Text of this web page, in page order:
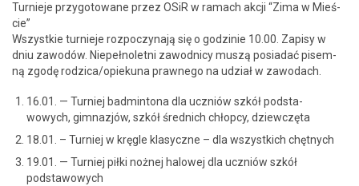
Turnieje przy­go­towane przez OSiR w ramach akcji “Zima w Mieś­
cie”
Wszys­tkie turnieje rozpoczy­na­ją się o godzinie 10.00. Zapisy w
dniu zawodów. Niepełno­let­ni zawod­ni­cy muszą posi­adać pisem­
ną zgodę rodzica/opiekuna prawnego na udzi­ał w zawodach.
16.01. — Turniej bad­mintona dla uczniów szkół pod­sta­
wowych, gim­nazjów, szkół śred­nich chłop­cy, dziewczęta
18.01. – Turniej w krę­gle klasy­czne – dla wszys­t­kich chętnych
19.01. — Turniej pił­ki nożnej halowej dla uczniów szkół
podstawowych